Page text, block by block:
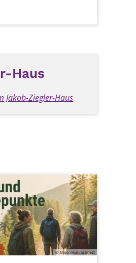
Haus
Jakob-Ziegler-Haus
© Maximilian Schmitt